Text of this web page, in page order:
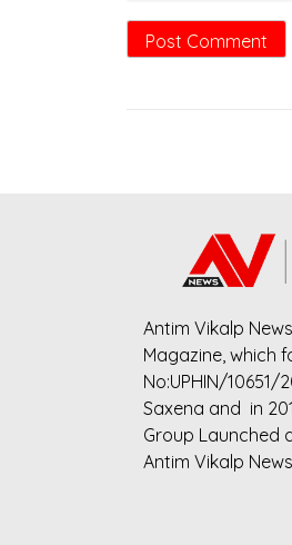
Antim Vikalp
Magazine, which
No:UPHIN/10651/
Saxena and in
Group Launched
Antim Vikalp